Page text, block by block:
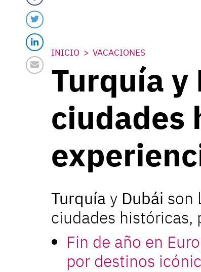
INICIO VACACIONES
Turquía y
ciudades
Turquíay Dubái son
ciudades históricas,
Fin de año en
por destinos